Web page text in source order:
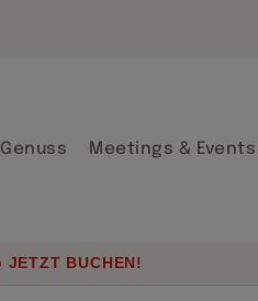
Genuss Meetings & Events
JETZT BUCHEN!